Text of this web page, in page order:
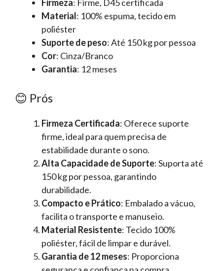
Firmeza: Firme, D45 certificada
Material: 100% espuma, tecido em
poliéster
Suporte de peso: Até 150 kg por pessoa
Cor: Cinza/Branco
Garantia: 12 meses
😊 Prós
Firmeza Certificada: Oferece suporte
firme, ideal para quem precisa de
estabilidade durante o sono.
Alta Capacidade de Suporte: Suporta até
150 kg por pessoa, garantindo
durabilidade.
Compacto e Prático: Embalado a vácuo,
facilita o transporte e manuseio.
Material Resistente: Tecido 100%
poliéster, fácil de limpar e durável.
Garantia de 12 meses: Proporciona